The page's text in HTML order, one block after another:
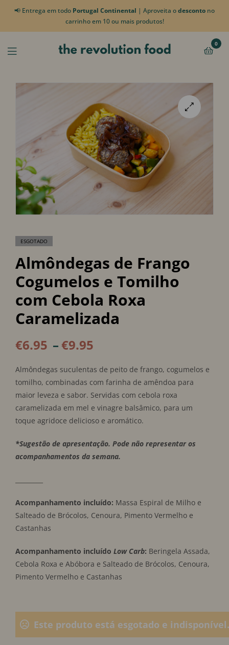
📢 Entrega em todo Portugal Continental | Aproveita odesconto no
carrinho em 10 ou mais produtos!
0
ESGOTADO
Almôndegas de Frango
Cogumelos e Tomilho
com Cebola Roxa
Caramelizada
€6.95 – €9.95
Almôndegas suculentas de peito de frango, cogumelos e
tomilho, combinadas com farinha de amêndoa para
maior leveza e sabor. Servidas com cebola roxa
caramelizada em mel e vinagre balsâmico, para um
toque agridoce delicioso e aromático.
*Sugestão de apresentação. Pode não representar os
acompanhamentos da semana.
Acompanhamento incluído: Massa Espiral de Milho e
Salteado de Brócolos, Cenoura, Pimento Vermelho e
Castanhas
Acompanhamento incluído Low Carb: Beringela Assada,
Cebola Roxa e Abóbora e Salteado de Brócolos, Cenoura,
Pimento Vermelho e Castanhas
Este produto está esgotado e indisponível.